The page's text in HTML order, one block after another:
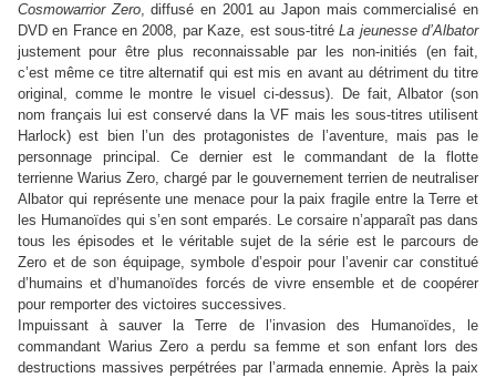
Cosmowarrior Zero, diffusé en 2001 au Japon mais commercialisé en
DVD en France en 2008, par Kaze, est sous-titréLa jeunesse d’Albator
justement pour être plus reconnaissable par les non-initiés (en fait,
c’est même ce titre alternatif qui est mis en avant au détriment du titre
original, comme le montre le visuel ci-dessus). De fait, Albator (son
nom français lui est conservé dans la VF mais les sous-titres utilisent
Harlock) est bien l’un des protagonistes de l’aventure, mais pas le
personnage principal. Ce dernier est le commandant de la flotte
terrienne Warius Zero, chargé par le gouvernement terrien de neutraliser
Albator qui représente une menace pour la paix fragile entre la Terre et
les Humanoïdes qui s’en sont emparés. Le corsaire n’apparaît pas dans
tous les épisodes et le véritable sujet de la série est le parcours de
Zero et de son équipage, symbole d’espoir pour l’avenir car constitué
d’humains et d’humanoïdes forcés de vivre ensemble et de coopérer
pour remporter des victoires successives.
Impuissant à sauver la Terre de l’invasion des Humanoïdes, le
commandant Warius Zero a perdu sa femme et son enfant lors des
destructions massives perpétrées par l’armada ennemie. Après la paix